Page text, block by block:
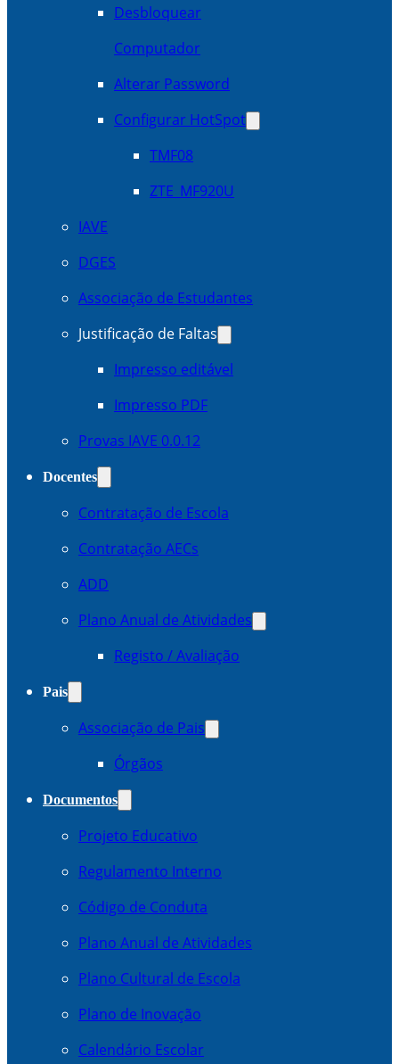
Desbloquear
Computador
Alterar Password
Configurar HotSpot
TMF08
ZTE_MF920U
IAVE
DGES
Associação de Estudantes
Justificação de Faltas
Impresso editável
Impresso PDF
Provas IAVE 0.0.12
Docentes
Contratação de Escola
Contratação AECs
ADD
Plano Anual de Atividades
Registo / Avaliação
Pais
Associação de Pais
Órgãos
Documentos
Projeto Educativo
Regulamento Interno
Código de Conduta
Plano Anual de Atividades
Plano Cultural de Escola
Plano de Inovação
Calendário Escolar